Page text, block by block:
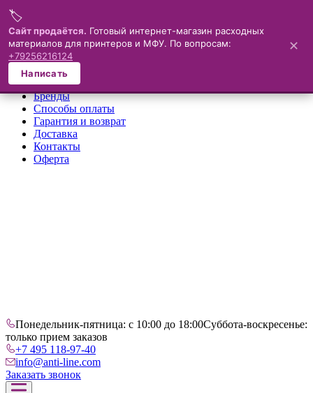
Меню
×
О компании
Каталог
Бренды
Способы оплаты
Гарантия и возврат
Доставка
Контакты
Оферта
Понедельник-пятница: с 10:00 до 18:00Суббота-воскресенье:
только прием заказов
+7 495 118-97-40
info@anti-line.com
Заказать звонок
🏷️
Сайт продаётся. Готовый интернет-магазин расходных
материалов для принтеров и МФУ. По вопросам:
+79256216124
Написать
✕